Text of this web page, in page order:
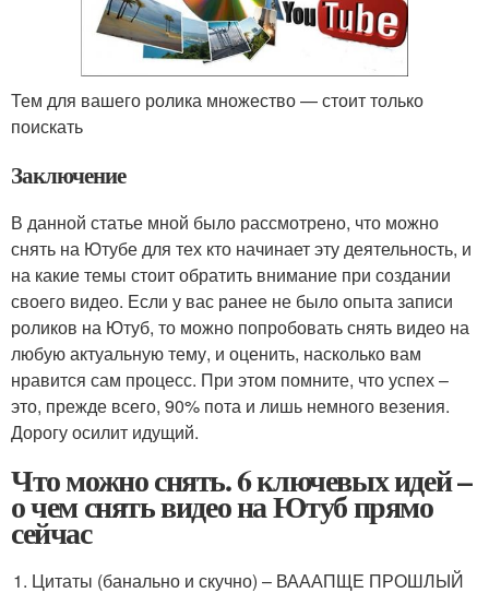
Тем для вашего ролика множество — стоит только
поискать
Заключение
В данной статье мной было рассмотрено, что можно
снять на Ютубе для тех кто начинает эту деятельность, и
на какие темы стоит обратить внимание при создании
своего видео. Если у вас ранее не было опыта записи
роликов на Ютуб, то можно попробовать снять видео на
любую актуальную тему, и оценить, насколько вам
нравится сам процесс. При этом помните, что успех –
это, прежде всего, 90% пота и лишь немного везения.
Дорогу осилит идущий.
Что можно снять. 6 ключевых идей –
о чем снять видео на Ютуб прямо
сейчас
Цитаты (банально и скучно) – ВАААПЩЕ ПРОШЛЫЙ